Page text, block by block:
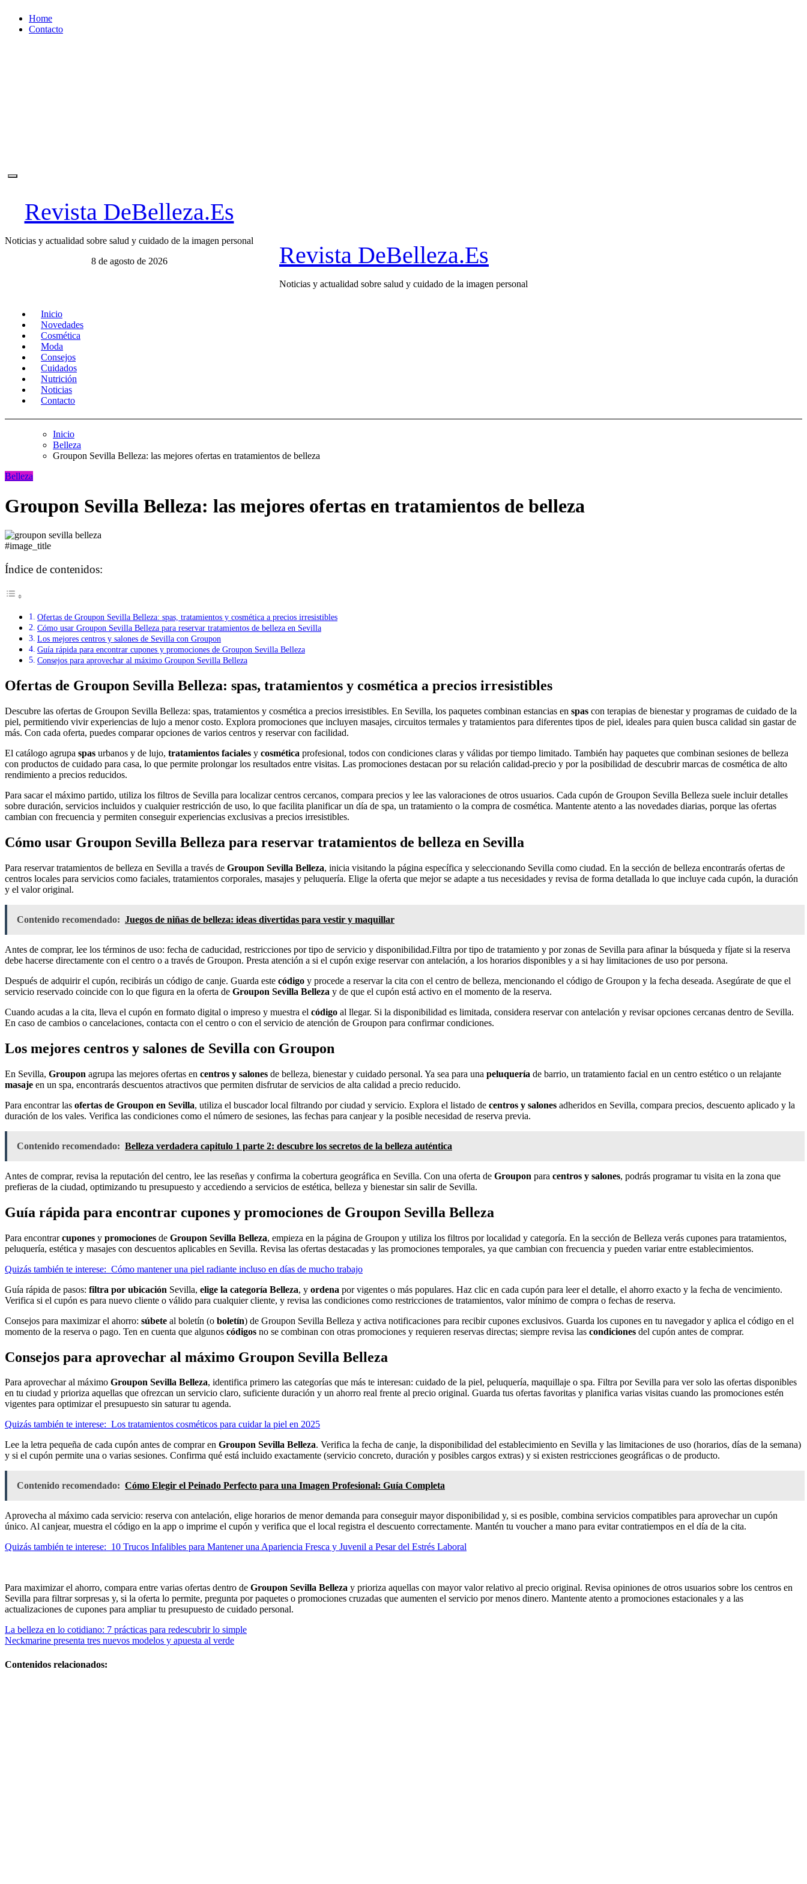
Home
Contacto
Revista DeBelleza.Es
Noticias y actualidad sobre salud y cuidado de la imagen personal
8 de agosto de 2026
Revista DeBelleza.Es
Noticias y actualidad sobre salud y cuidado de la imagen personal
Inicio
Novedades
Cosmética
Moda
Consejos
Cuidados
Nutrición
Noticias
Contacto
Inicio
Belleza
Groupon Sevilla Belleza: las mejores ofertas en tratamientos de belleza
Belleza
Groupon Sevilla Belleza: las mejores ofertas en tratamientos de belleza
#image_title
Índice de contenidos:
Ofertas de Groupon Sevilla Belleza: spas, tratamientos y cosmética a precios irresistibles
Cómo usar Groupon Sevilla Belleza para reservar tratamientos de belleza en Sevilla
Los mejores centros y salones de Sevilla con Groupon
Guía rápida para encontrar cupones y promociones de Groupon Sevilla Belleza
Consejos para aprovechar al máximo Groupon Sevilla Belleza
Ofertas de Groupon Sevilla Belleza: spas, tratamientos y cosmética a precios irresistibles
Descubre las ofertas de Groupon Sevilla Belleza: spas, tratamientos y cosmética a precios irresistibles. En Sevilla, los paquetes combinan estancias en spas con terapias de bienestar y programas de cuidado de la
piel, permitiendo vivir experiencias de lujo a menor costo. Explora promociones que incluyen masajes, circuitos termales y tratamientos para diferentes tipos de piel, ideales para quien busca calidad sin gastar de
más. Con cada oferta, puedes comparar opciones de varios centros y reservar con facilidad.
El catálogo agrupa spas urbanos y de lujo, tratamientos faciales y cosmética profesional, todos con condiciones claras y válidas por tiempo limitado. También hay paquetes que combinan sesiones de belleza
con productos de cuidado para casa, lo que permite prolongar los resultados entre visitas. Las promociones destacan por su relación calidad-precio y por la posibilidad de descubrir marcas de cosmética de alto
rendimiento a precios reducidos.
Para sacar el máximo partido, utiliza los filtros de Sevilla para localizar centros cercanos, compara precios y lee las valoraciones de otros usuarios. Cada cupón de Groupon Sevilla Belleza suele incluir detalles
sobre duración, servicios incluidos y cualquier restricción de uso, lo que facilita planificar un día de spa, un tratamiento o la compra de cosmética. Mantente atento a las novedades diarias, porque las ofertas
cambian con frecuencia y permiten conseguir experiencias exclusivas a precios irresistibles.
Cómo usar Groupon Sevilla Belleza para reservar tratamientos de belleza en Sevilla
Para reservar tratamientos de belleza en Sevilla a través de Groupon Sevilla Belleza, inicia visitando la página específica y seleccionando Sevilla como ciudad. En la sección de belleza encontrarás ofertas de
centros locales para servicios como faciales, tratamientos corporales, masajes y peluquería. Elige la oferta que mejor se adapte a tus necesidades y revisa de forma detallada lo que incluye cada cupón, la duración
y el valor original.
Contenido recomendado: Juegos de niñas de belleza: ideas divertidas para vestir y maquillar
Antes de comprar, lee los términos de uso: fecha de caducidad, restricciones por tipo de servicio y disponibilidad.Filtra por tipo de tratamiento y por zonas de Sevilla para afinar la búsqueda y fíjate si la reserva
debe hacerse directamente con el centro o a través de Groupon. Presta atención a si el cupón exige reservar con antelación, a los horarios disponibles y a si hay limitaciones de uso por persona.
Después de adquirir el cupón, recibirás un código de canje. Guarda este código y procede a reservar la cita con el centro de belleza, mencionando el código de Groupon y la fecha deseada. Asegúrate de que el
servicio reservado coincide con lo que figura en la oferta de Groupon Sevilla Belleza y de que el cupón está activo en el momento de la reserva.
Cuando acudas a la cita, lleva el cupón en formato digital o impreso y muestra el código al llegar. Si la disponibilidad es limitada, considera reservar con antelación y revisar opciones cercanas dentro de Sevilla.
En caso de cambios o cancelaciones, contacta con el centro o con el servicio de atención de Groupon para confirmar condiciones.
Los mejores centros y salones de Sevilla con Groupon
En Sevilla, Groupon agrupa las mejores ofertas en centros y salones de belleza, bienestar y cuidado personal. Ya sea para una peluquería de barrio, un tratamiento facial en un centro estético o un relajante
masaje en un spa, encontrarás descuentos atractivos que permiten disfrutar de servicios de alta calidad a precio reducido.
Para encontrar las ofertas de Groupon en Sevilla, utiliza el buscador local filtrando por ciudad y servicio. Explora el listado de centros y salones adheridos en Sevilla, compara precios, descuento aplicado y la
duración de los vales. Verifica las condiciones como el número de sesiones, las fechas para canjear y la posible necesidad de reserva previa.
Contenido recomendado: Belleza verdadera capitulo 1 parte 2: descubre los secretos de la belleza auténtica
Antes de comprar, revisa la reputación del centro, lee las reseñas y confirma la cobertura geográfica en Sevilla. Con una oferta de Groupon para centros y salones, podrás programar tu visita en la zona que
prefieras de la ciudad, optimizando tu presupuesto y accediendo a servicios de estética, belleza y bienestar sin salir de Sevilla.
Guía rápida para encontrar cupones y promociones de Groupon Sevilla Belleza
Para encontrarcupones y promociones de Groupon Sevilla Belleza, empieza en la página de Groupon y utiliza los filtros por localidad y categoría. En la sección de Belleza verás cupones para tratamientos,
peluquería, estética y masajes con descuentos aplicables en Sevilla. Revisa las ofertas destacadas y las promociones temporales, ya que cambian con frecuencia y pueden variar entre establecimientos.
Quizás también te interese: Cómo mantener una piel radiante incluso en días de mucho trabajo
Guía rápida de pasos: filtra por ubicación Sevilla, elige la categoría Belleza, y ordena por vigentes o más populares. Haz clic en cada cupón para leer el detalle, el ahorro exacto y la fecha de vencimiento.
Verifica si el cupón es para nuevo cliente o válido para cualquier cliente, y revisa las condiciones como restricciones de tratamientos, valor mínimo de compra o fechas de reserva.
Consejos para maximizar el ahorro: súbete al boletín (o boletín) de Groupon Sevilla Belleza y activa notificaciones para recibir cupones exclusivos. Guarda los cupones en tu navegador y aplica el código en el
momento de la reserva o pago. Ten en cuenta que algunos códigos no se combinan con otras promociones y requieren reservas directas; siempre revisa las condiciones del cupón antes de comprar.
Consejos para aprovechar al máximo Groupon Sevilla Belleza
Para aprovechar al máximo Groupon Sevilla Belleza, identifica primero las categorías que más te interesan: cuidado de la piel, peluquería, maquillaje o spa. Filtra por Sevilla para ver solo las ofertas disponibles
en tu ciudad y prioriza aquellas que ofrezcan un servicio claro, suficiente duración y un ahorro real frente al precio original. Guarda tus ofertas favoritas y planifica varias visitas cuando las promociones estén
vigentes para optimizar el presupuesto sin saturar tu agenda.
Quizás también te interese: Los tratamientos cosméticos para cuidar la piel en 2025
Lee la letra pequeña de cada cupón antes de comprar en Groupon Sevilla Belleza. Verifica la fecha de canje, la disponibilidad del establecimiento en Sevilla y las limitaciones de uso (horarios, días de la semana)
y si el cupón permite una o varias sesiones. Confirma qué está incluido exactamente (servicio concreto, duración y posibles cargos extras) y si existen restricciones geográficas o de producto.
Contenido recomendado: Cómo Elegir el Peinado Perfecto para una Imagen Profesional: Guía Completa
Aprovecha al máximo cada servicio: reserva con antelación, elige horarios de menor demanda para conseguir mayor disponibilidad y, si es posible, combina servicios compatibles para aprovechar un cupón
único. Al canjear, muestra el código en la app o imprime el cupón y verifica que el local registra el descuento correctamente. Mantén tu voucher a mano para evitar contratiempos en el día de la cita.
Quizás también te interese: 10 Trucos Infalibles para Mantener una Apariencia Fresca y Juvenil a Pesar del Estrés Laboral
Para maximizar el ahorro, compara entre varias ofertas dentro de Groupon Sevilla Belleza y prioriza aquellas con mayor valor relativo al precio original. Revisa opiniones de otros usuarios sobre los centros en
Sevilla para filtrar sorpresas y, si la oferta lo permite, pregunta por paquetes o promociones cruzadas que aumenten el servicio por menos dinero. Mantente atento a promociones estacionales y a las
actualizaciones de cupones para ampliar tu presupuesto de cuidado personal.
Navegación
de
entradas
La belleza en lo cotidiano: 7 prácticas para redescubrir lo simple
Neckmarine presenta tres nuevos modelos y apuesta al verde
Contenidos relacionados: